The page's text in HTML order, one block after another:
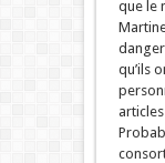
que le
qu’ils